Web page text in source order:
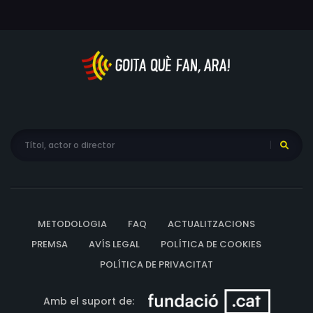
estar profundament enamorada de Philip Thorn
(Stewart Granger), el fill il·legítim dels anteriors amos de
METODOLOGIA FAQ
ACTUALITZACIONS
PREMSA
AVÍS LEGAL
POLÍTICA DE COOKIES
POLÍTICA DE PRIVACITAT
Amb el suport de: